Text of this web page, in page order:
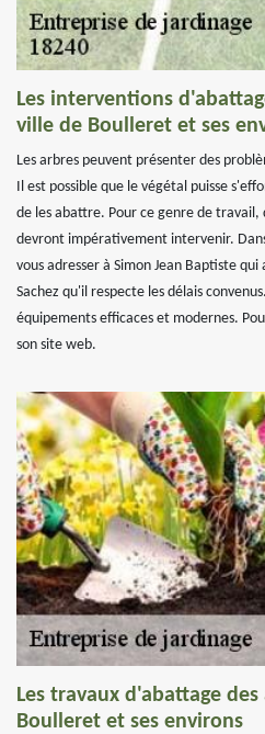
Les interventions
ville de Boulleret et ses
Les arbres peuvent présenter des
Il est possible que le végétal puisse
de les abattre. Pour ce genre de
devront impérativement intervenir.
vous adresser à Simon Jean Baptiste
Sachez qu'il respecte les délais
équipements efficaces et modernes.
son site web.
Les travaux d'abattage
Boulleret et ses environs